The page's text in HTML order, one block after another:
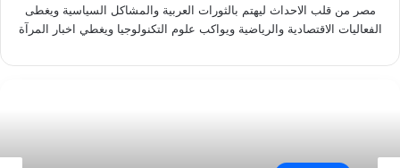
مصر من قلب الاحداث ليهتم بالثورات العربية والمشاكل السياسية ويغطى
الفعاليات الاقتصادية والرياضية ويواكب علوم التكنولوجيا ويغطي اخبار المرآة